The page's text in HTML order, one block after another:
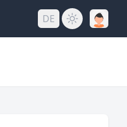
DE